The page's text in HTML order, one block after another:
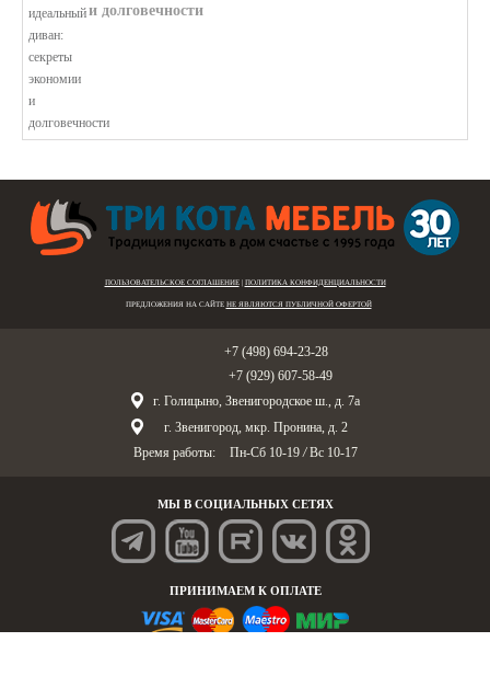
и долговечности
ПОЛЬЗОВАТЕЛЬСКОЕ СОГЛАШЕНИЕ| ПОЛИТИКА КОНФИДЕНЦИАЛЬНОСТИ
ПРЕДЛОЖЕНИЯ НА САЙТЕ НЕ ЯВЛЯЮТСЯ ПУБЛИЧНОЙ ОФЕРТОЙ
+7 (498) 694-23-28
+7 (929) 607-58-49
г. Голицыно, Звенигородское ш., д. 7а
г. Звенигород, мкр. Пронина, д. 2
Время работы:
Пн-Сб 10-19 / Вс 10-17
МЫ В СОЦИАЛЬНЫХ СЕТЯХ
ПРИНИМАЕМ К ОПЛАТЕ